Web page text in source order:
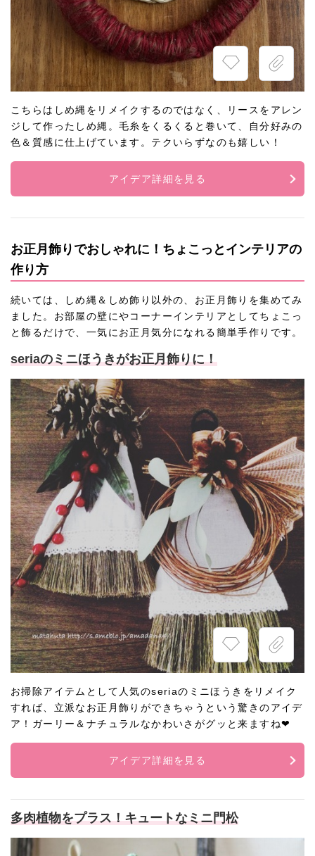
こちらはしめ縄をリメイクするのではなく、リースをアレン
ジして作ったしめ縄。毛糸をくるくると巻いて、自分好みの
色＆質感に仕上げています。テクいらずなのも嬉しい！
アイデア詳細を見る
お正月飾りでおしゃれに！ちょこっとインテリアの
作り方
続いては、しめ縄＆しめ飾り以外の、お正月飾りを集めてみ
ました。お部屋の壁にやコーナーインテリアとしてちょこっ
と飾るだけで、一気にお正月気分になれる簡単手作りです。
seriaのミニほうきがお正月飾りに！
お掃除アイテムとして人気のseriaのミニほうきをリメイク
すれば、立派なお正月飾りができちゃうという驚きのアイデ
ア！ガーリー＆ナチュラルなかわいさがグッと来ますね❤
アイデア詳細を見る
多肉植物をプラス！キュートなミニ門松